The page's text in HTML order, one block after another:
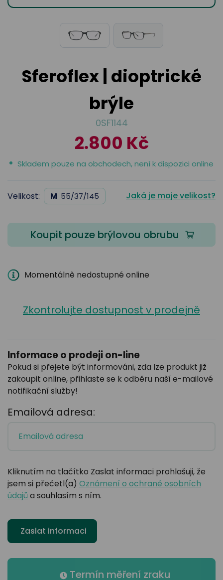
brýle
Sferoflex | dioptrické
brýle
0SF1144
2.800 Kč
Skladem pouze na obchodech, není k dispozici online
Velikost: M 55/37/145 Jaká je moje velikost?
Koupit pouze brýlovou obrubu
Momentálně nedostupné online
Zkontrolujte dostupnost v prodejně
Informace o prodeji on-line
Pokud si přejete být informováni, zda lze produkt již
zakoupit online, přihlaste se k odběru naší e-mailové
notifikační služby!
Emailová adresa:
Kliknutím na tlačítko Zaslat informaci prohlašuji, že
jsem si přečetl(a) Oznámení o ochraně osobních
údajů a souhlasím s ním.
Zaslat informaci
Termín měření zraku